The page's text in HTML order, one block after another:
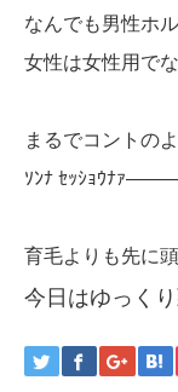
なんでも男性ホ
女性は女性用で
まるでコントの
ｿﾝﾅ ｾｯｼｮｳﾅｧ
育毛よりも先に
今日はゆっく